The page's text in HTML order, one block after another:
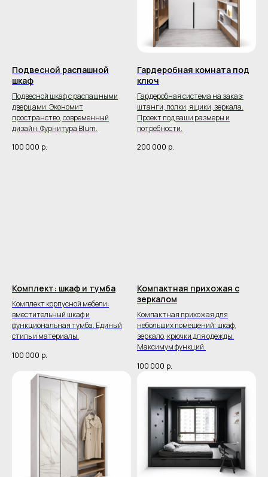
Подвесной распашной
шкаф
Подвесной шкаф с распашными
дверцами. Экономит
пространство, современный
дизайн. Фурнитура Blum.
100 000 р.
Гардеробная комната под
ключ
Гардеробная система на заказ:
штанги, полки, ящики, зеркала.
Проект под ваши размеры и
потребности.
200 000 р.
Комплект: шкаф и тумба
Комплект корпусной мебели:
вместительный шкаф и
функциональная тумба. Единый
стиль и материалы.
100 000 р.
Компактная прихожая с
зеркалом
Компактная прихожая для
небольших помещений: шкаф,
зеркало, крючки для одежды.
Максимум функций.
100 000 р.